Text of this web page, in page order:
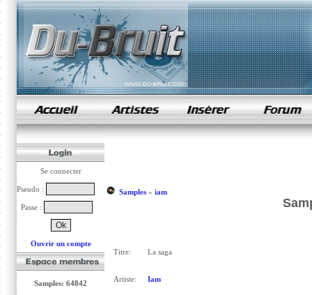
samples de rap
Se connecter
Pseudo :
Passe :
Ouvrir un compte
Samples: 64842
Samples» iam
Titre: La saga
Artiste: Iam